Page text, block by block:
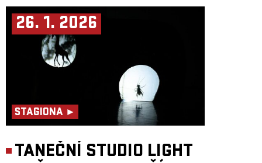
26. 1. 2026
STAGIONA ►
TANEČNÍ STUDIO LIGHT